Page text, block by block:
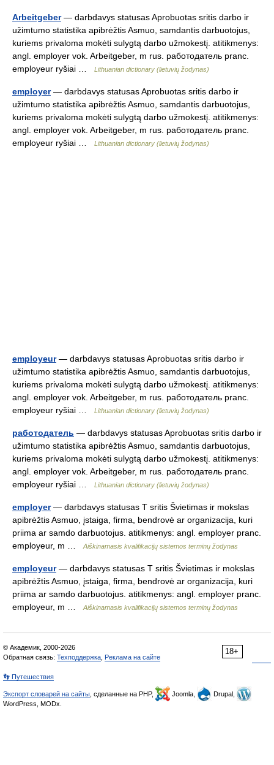
Arbeitgeber— darbdavys statusas Aprobuotas sritis darbo ir
užimtumo statistika apibrėžtis Asmuo, samdantis darbuotojus,
kuriems privaloma mokėti sulygtą darbo užmokestį. atitikmenys:
angl. employer vok. Arbeitgeber, m rus. работодатель pranc.
employeur ryšiai …
Lithuanian dictionary (lietuvių žodynas)
employer— darbdavys statusas Aprobuotas sritis darbo ir
užimtumo statistika apibrėžtis Asmuo, samdantis darbuotojus,
kuriems privaloma mokėti sulygtą darbo užmokestį. atitikmenys:
angl. employer vok. Arbeitgeber, m rus. работодатель pranc.
employeur ryšiai …
Lithuanian dictionary (lietuvių žodynas)
employeur— darbdavys statusas Aprobuotas sritis darbo ir
užimtumo statistika apibrėžtis Asmuo, samdantis darbuotojus,
kuriems privaloma mokėti sulygtą darbo užmokestį. atitikmenys:
angl. employer vok. Arbeitgeber, m rus. работодатель pranc.
employeur ryšiai …
Lithuanian dictionary (lietuvių žodynas)
работодатель — darbdavys statusas Aprobuotas sritis darbo ir
užimtumo statistika apibrėžtis Asmuo, samdantis darbuotojus,
kuriems privaloma mokėti sulygtą darbo užmokestį. atitikmenys:
angl. employer vok. Arbeitgeber, m rus. работодатель pranc.
employeur ryšiai …
Lithuanian dictionary (lietuvių žodynas)
employer— darbdavys statusas T sritis Švietimas ir mokslas
apibrėžtis Asmuo, įstaiga, firma, bendrovė ar organizacija, kuri
priima ar samdo darbuotojus. atitikmenys: angl. employer pranc.
employeur, m …
Aiškinamasis kvalifikacijų sistemos terminų žodynas
employeur— darbdavys statusas T sritis Švietimas ir mokslas
apibrėžtis Asmuo, įstaiga, firma, bendrovė ar organizacija, kuri
priima ar samdo darbuotojus. atitikmenys: angl. employer pranc.
employeur, m …
Aiškinamasis kvalifikacijų sistemos terminų žodynas
18+
© Академик, 2000-2026
Обратная связь: Техподдержка Реклама на сайте
👣 Путешествия
Экспорт словарей на сайты , сделанные на PHP, Joomla,
Drupal,
WordPress, MODx.